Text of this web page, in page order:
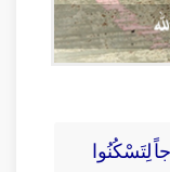
لِتَسْكُنُوا